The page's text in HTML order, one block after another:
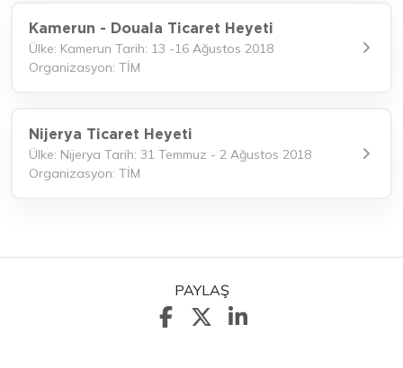
Kamerun - Douala Ticaret Heyeti
Ülke: Kamerun Tarih: 13 -16 Ağustos 2018
Organizasyon: TİM
Nijerya Ticaret Heyeti
Ülke: Nijerya Tarih: 31 Temmuz - 2 Ağustos 2018
Organizasyon: TİM
PAYLAŞ